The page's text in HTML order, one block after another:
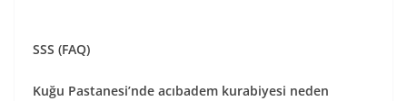
SSS (FAQ)
Kuğu Pastanesi’nde acıbadem kurabiyesi neden